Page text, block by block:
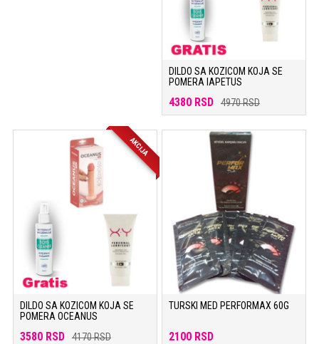
DILDO SA KOZICOM KOJA SE
POMERA IAPETUS
4380 RSD 4970 RSD
AKCIJA
DILDO SA KOZICOM KOJA SE
POMERA OCEANUS
3580 RSD 4170 RSD
TURSKI MED PERFORMAX 60G
2100 RSD